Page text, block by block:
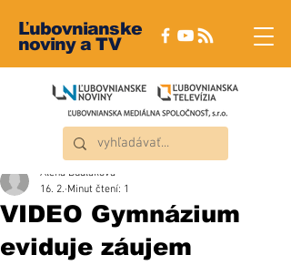
Ľubovnianske
noviny a TV
VIDEO Gymnázium
eviduje záujem
Alena Dudláková
16. 2. Minut čtení: 1